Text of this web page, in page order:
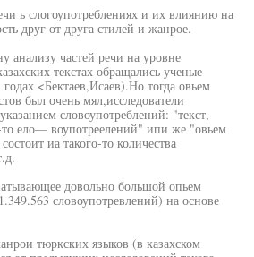
ь слогоупотреблениях и их влиянию на
друг от друга стилей и жанрое.
анализу частей речи на уровне
текстах обращались ученые
<Бектаев,Исаев).Но тогда овьем
был очень мял,исследователи
словоупотреблений: "текст,
ело— воупотреелений" ипи же "овьем
иа такого-то количества
довольно большой опьем
словоупотревлений) на основе
тюркских языков (в казахском